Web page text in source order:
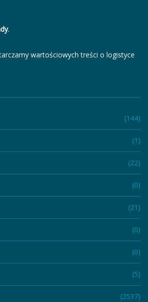
.
wartościowych treści o logistyce
(144)
(1)
(22)
(0)
(21)
(0)
(0)
(5)
(2537)